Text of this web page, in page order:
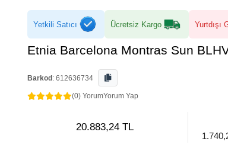
Yetkili Satıcı Ücretsiz Kargo Yurtdışı
Etnia Barcelona Montras Sun
Barkod : 612636734
(0) YorumYorum Yap
20.883,24 TL